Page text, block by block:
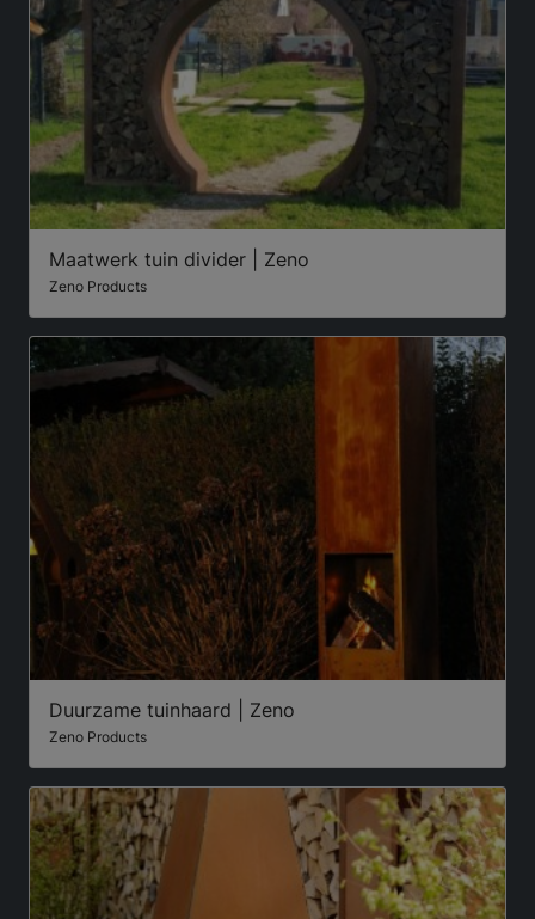
Maatwerk tuin divider | Zeno
Zeno Products
Duurzame tuinhaard | Zeno
Zeno Products